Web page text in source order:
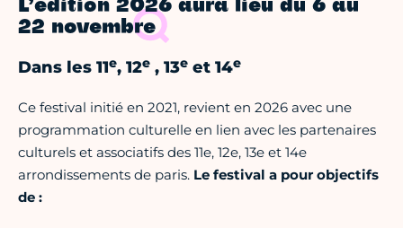
L’édition 2026 aura lieu du 6 au
22 novembre
Dans les 11e, 12e , 13e et 14e
Ce festival initié en 2021, revient en 2026 avec une
programmation culturelle en lien avec les partenaires
culturels et associatifs des 11e, 12e, 13e et 14e
arrondissements de paris. Le festival a pour objectifs
de :